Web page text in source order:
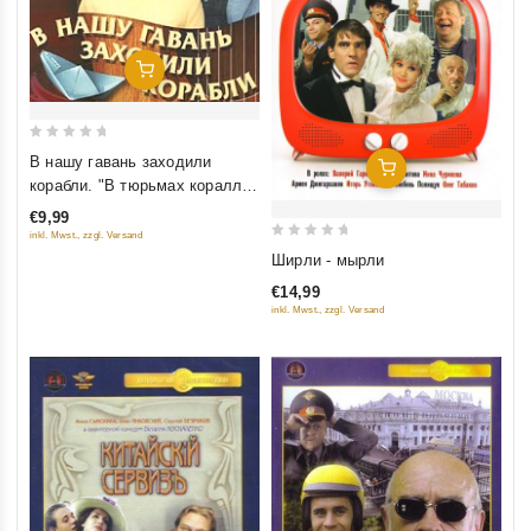
Добавить В Корзину
5
В нашу гавань заходили
корабли. "В тюрьмах кораллы
и жемчуг...". Часть 3
€9,99
inkl. Mwst., zzgl. Versand
Добавить В Корзину
out
of
Ширли - мырли
€14,99
inkl. Mwst., zzgl. Versand